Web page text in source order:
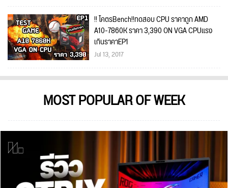
!! โคตรBench!!ทดสอบ CPU ราคาถูก AMD
A10-7860K ราคา 3,390 ON VGA CPUแรง
เกินราคาEP1
Jul 13, 2017
MOST POPULAR OF WEEK